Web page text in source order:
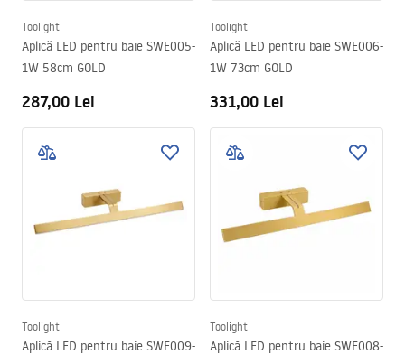
Toolight
Aplică LED pentru baie SWE005-
1W 58cm GOLD
287,00 Lei
Toolight
Aplică LED pentru baie SWE006-
1W 73cm GOLD
331,00 Lei
Toolight
Aplică LED pentru baie SWE009-
Toolight
Aplică LED pentru baie SWE008-